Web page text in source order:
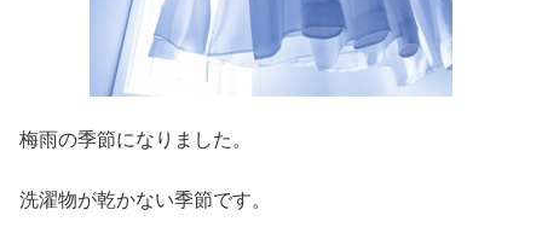
梅雨の季節になりました。
洗濯物が乾かない季節です。